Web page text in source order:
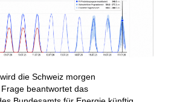
die Schweiz morgen
beantwortet das